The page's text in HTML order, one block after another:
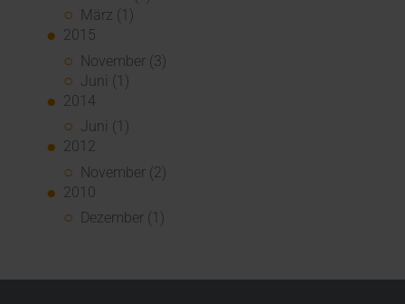
März (1)
2015
November (3)
Juni (1)
2014
Juni (1)
2012
November (2)
2010
Dezember (1)